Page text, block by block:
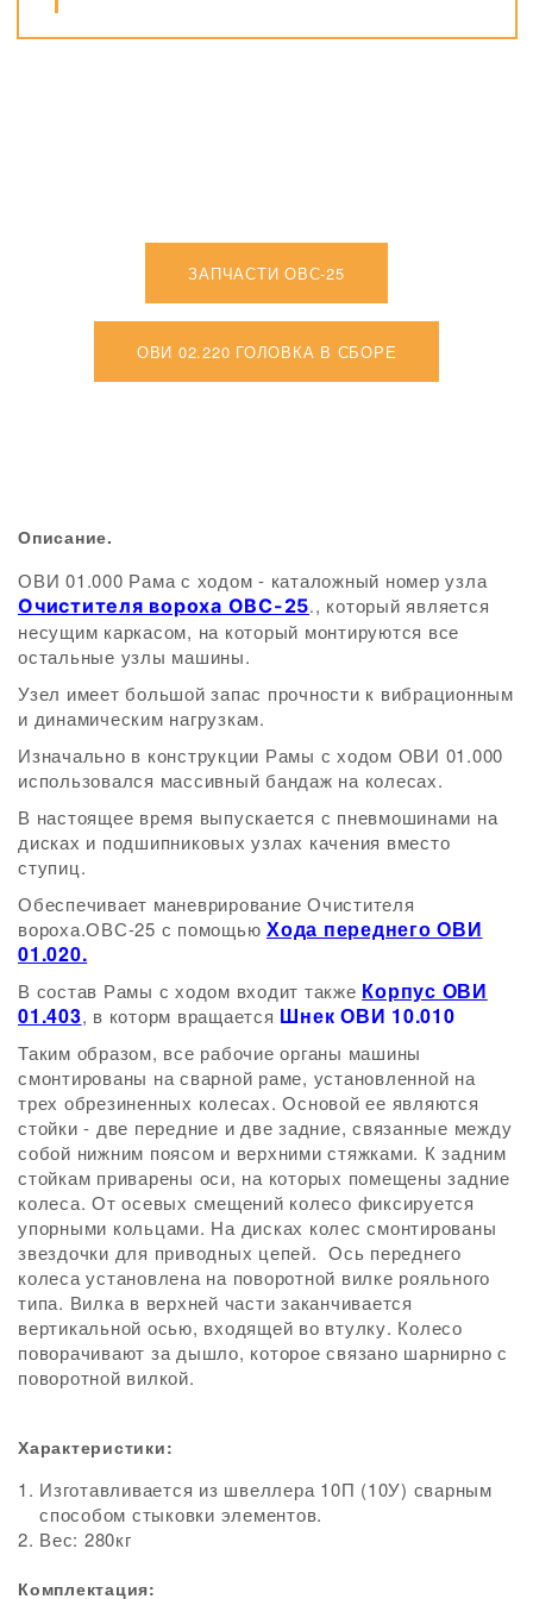
ЗАПЧАСТИ ОВС-25
ОВИ 02.220 ГОЛОВКА В СБОРЕ
Описание.
ОВИ 01.000 Рама с ходом - каталожный номер узла
Очистителя вороха ОВС-25., который является
несущим каркасом, на который монтируются все
остальные узлы машины.
Узел имеет большой запас прочности к вибрационным
и динамическим нагрузкам.
Изначально в конструкции Рамы с ходом ОВИ 01.000
использовался массивный бандаж на колесах.
В настоящее время выпускается с пневмошинами на
дисках и подшипниковых узлах качения вместо
ступиц.
Обеспечивает маневрирование Очистителя
вороха.ОВС-25 с помощью Хода переднего ОВИ
01.020.
В состав Рамы с ходом входит также Корпус ОВИ
01.403, в которм вращается Шнек ОВИ 10.010
Таким образом, все рабочие органы машины
смонтированы на сварной раме, установленной на
трех обрезиненных колесах. Основой ее являются
стойки - две передние и две задние, связанные между
собой нижним поясом и верхними стяжками. К задним
стойкам приварены оси, на которых помещены задние
колеса. От осевых смещений колесо фиксируется
упорными кольцами. На дисках колес смонтированы
звездочки для приводных цепей. Ось переднего
колеса установлена на поворотной вилке рояльного
типа. Вилка в верхней части заканчивается
вертикальной осью, входящей во втулку. Колесо
поворачивают за дышло, которое связано шарнирно с
поворотной вилкой.
Характеристики:
Изготавливается из швеллера 10П (10У) сварным
способом стыковки элементов.
Вес: 280кг
Комплектация: